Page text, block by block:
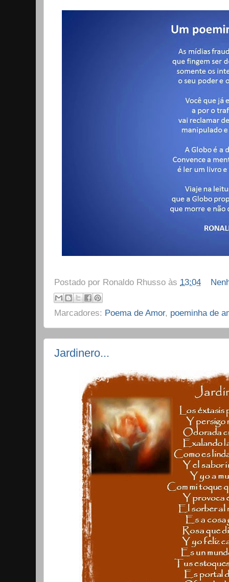
Postado por Ronaldo Rhusso às 13:04
Marcadores: Poema de Amor, poeminha de
Jardinero...